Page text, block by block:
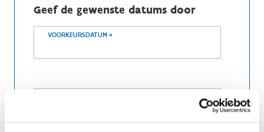
Geef de gewenste datums door
VOORKEURSDATUM *